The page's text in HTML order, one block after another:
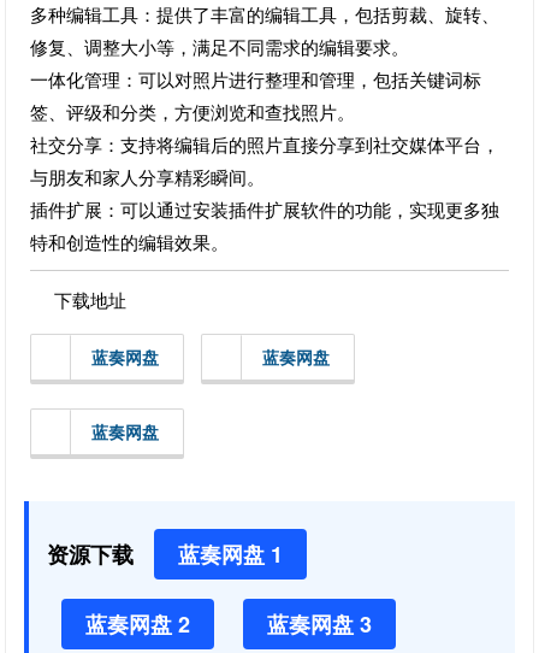
多种编辑工具：提供了丰富的编辑工具，包括剪裁、旋转、
修复、调整大小等，满足不同需求的编辑要求。
一体化管理：可以对照片进行整理和管理，包括关键词标
签、评级和分类，方便浏览和查找照片。
社交分享：支持将编辑后的照片直接分享到社交媒体平台，
与朋友和家人分享精彩瞬间。
插件扩展：可以通过安装插件扩展软件的功能，实现更多独
特和创造性的编辑效果。
下载地址
蓝奏网盘 蓝奏网盘
蓝奏网盘
资源下载 蓝奏网盘 1
蓝奏网盘 2 蓝奏网盘 3